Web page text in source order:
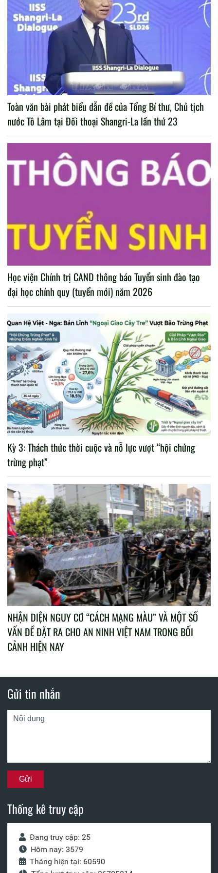
Toàn văn bài phát biểu dẫn đề của Tổng Bí thư, Chủ tịch
nước Tô Lâm tại Đối thoại Shangri-La lần thứ 23
Học viện Chính trị CAND thông báo Tuyển sinh đào tạo
đại học chính quy (tuyển mới) năm 2026
Kỳ 3: Thách thức thời cuộc và nỗ lực vượt “hội chứng
trừng phạt”
NHẬN DIỆN NGUY CƠ “CÁCH MẠNG MÀU” VÀ MỘT SỐ
VẤN ĐỀ ĐẶT RA CHO AN NINH VIỆT NAM TRONG BỐI
CẢNH HIỆN NAY
Gửi tin nhắn
Thống kê truy cập
Đang truy cập: 25
Hôm nay: 3579
Tháng hiện tại: 60590